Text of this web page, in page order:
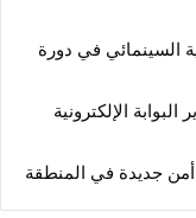
في دورة
الإلكترونية
أمن جديدة في المنطقة